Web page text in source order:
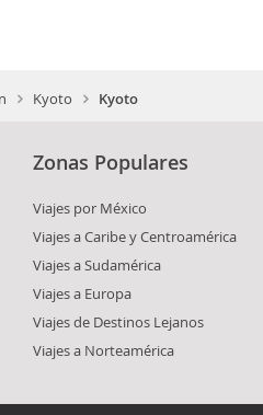
Kyoto Kyoto
Zonas Populares
Viajes por México
Viajes a Caribe y Centroamérica
Viajes a Sudamérica
Viajes a Europa
Viajes de Destinos Lejanos
Viajes a Norteamérica